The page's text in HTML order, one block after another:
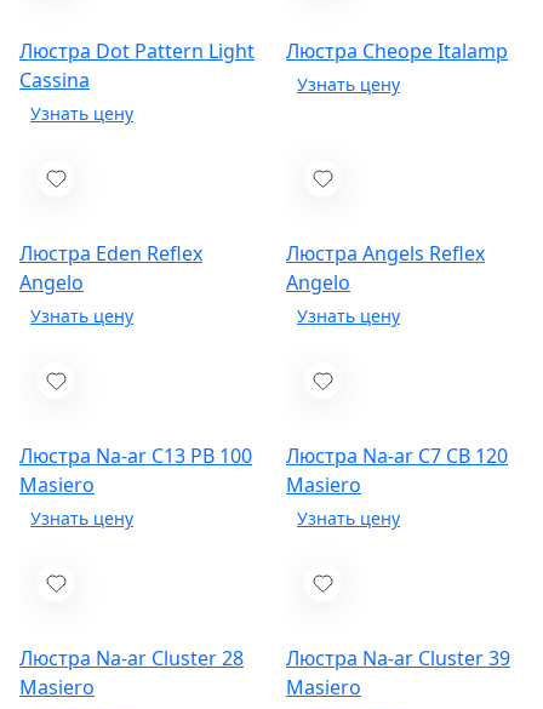
Люстра Dot Pattern Light
Cassina
Люстра CheopeItalamp
Люстра Eden Reflex
Angelo
Люстра Angels Reflex
Angelo
Люстра Na-ar C13 PB 100
Masiero
Люстра Na-ar C7 CB 120
Masiero
Люстра Na-ar Cluster 28
Masiero
Люстра Na-ar Cluster 39
Masiero